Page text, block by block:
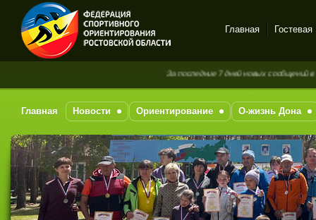
Спортивное
на-Дону
Главная Гостевая
За последние 7 дней новых сообщений в гостевой книге
Главная Новости Ориентирование О-жизнь Дона